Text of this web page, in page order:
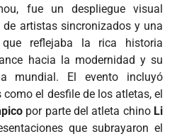
fue un despliegue visual
artistas sincronizados y una
que reflejaba la rica historia
hacia la modernidad y su
mundial. El evento incluyó
el desfile de los atletas, el
por parte del atleta chino Li
que subrayaron el